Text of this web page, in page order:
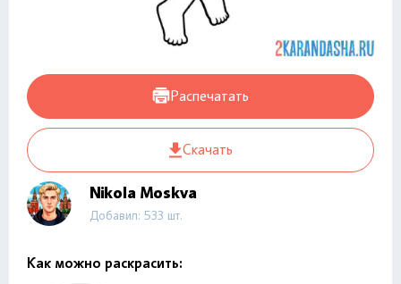
Распечатать
Скачать
Nikola Moskva
Добавил: 533 шт.
Как можно раскрасить: